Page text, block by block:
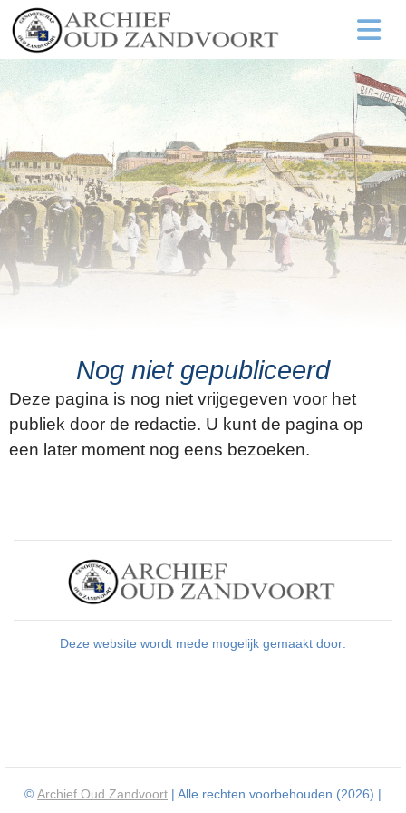
Nog niet gepubliceerd
Deze pagina is nog niet vrijgegeven voor het
publiek door de redactie. U kunt de pagina op
een later moment nog eens bezoeken.
Deze website wordt mede mogelijk gemaakt door:
© Archief Oud Zandvoort | Alle rechten voorbehouden (2026) |